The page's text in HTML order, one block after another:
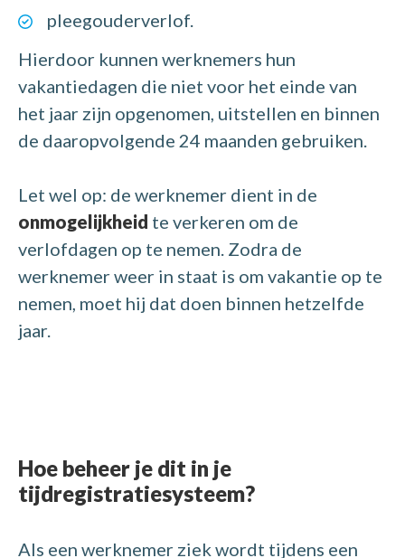
pleegouderverlof.
Hierdoor kunnen werknemers hun
vakantiedagen die niet voor het einde van
het jaar zijn opgenomen, uitstellen en binnen
de daaropvolgende 24 maanden gebruiken.
Let wel op: de werknemer dient in de
onmogelijkheid te verkeren om de
verlofdagen op te nemen. Zodra de
werknemer weer in staat is om vakantie op te
nemen, moet hij dat doen binnen hetzelfde
jaar.
Hoe beheer je dit in je
tijdregistratiesysteem?
Als een werknemer ziek wordt tijdens een